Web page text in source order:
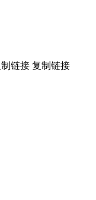
链接 复制链接